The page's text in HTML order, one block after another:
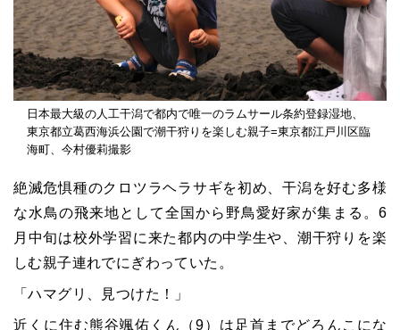
日本最大級の人工干潟で都内で唯一のラムサール条約登録湿地、
東京都立葛西海浜公園で潮干狩りを楽しむ親子=東京都江戸川区臨
海町、今村優莉撮影
絶滅危惧種のクロツラヘラサギを初め、干潟を好む多様
な水鳥の飛来地として全国から野鳥愛好家が集まる。6
月中旬は校外学習に来た都内の中学生や、潮干狩りを楽
しむ親子連れでにぎわっていた。
「ハマグリ、見つけた！」
近くに住む熊谷颯佑くん（9）は足首までどろんこにな